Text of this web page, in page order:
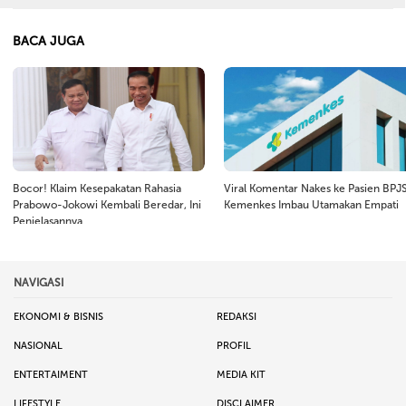
BACA JUGA
Bocor! Klaim Kesepakatan Rahasia
Prabowo-Jokowi Kembali Beredar, Ini
Penjelasannya
Viral Komentar Nakes ke Pasien
Kemenkes Imbau Utamakan Empati
NAVIGASI
EKONOMI & BISNIS REDAKSI
NASIONAL PROFIL
ENTERTAIMENT MEDIA KIT
LIFESTYLE DISCLAIMER